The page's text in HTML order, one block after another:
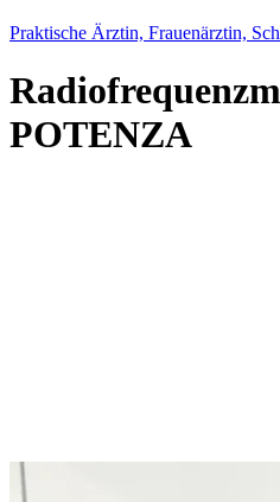
Praktische Ärztin, Frauenärztin,
POTENZA